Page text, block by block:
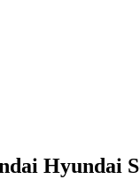
Hyundai